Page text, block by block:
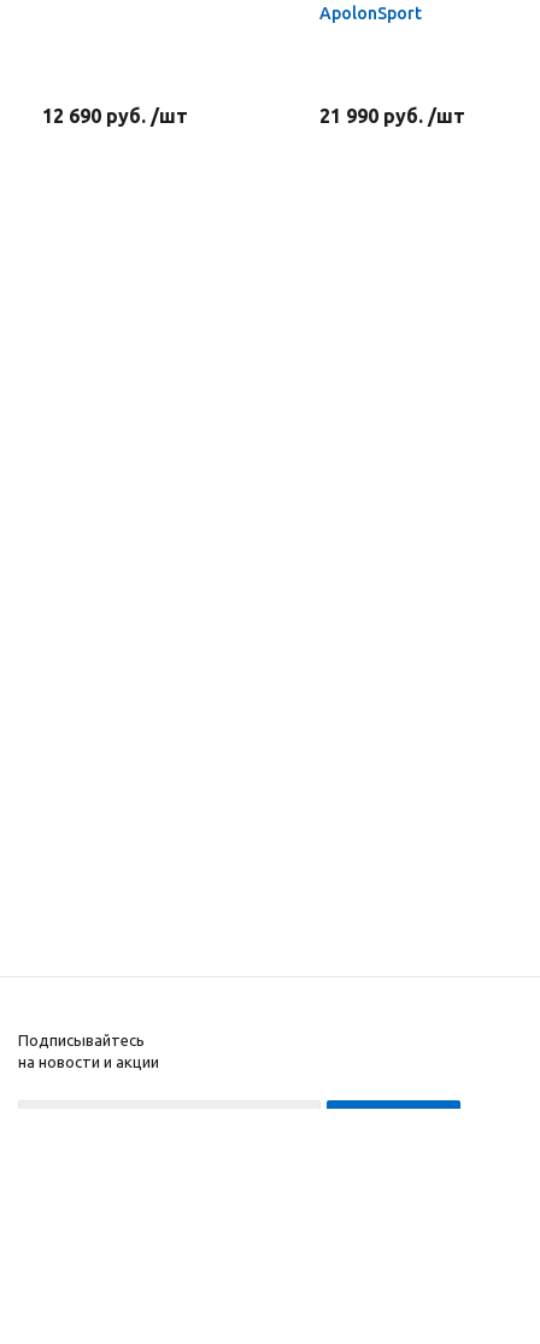
12 690 руб. /шт
ApolonSport
21 990 руб. /шт
Подписывайтесь
на новости и акции